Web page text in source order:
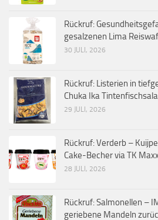
Rückruf:
gesalzenen Lima
30 JULI, 2026
Rückruf: Listerien in
Chuka Ika
29 JULI, 2026
Rückruf: Verderb –
Cake-Becher via TK
28 JULI, 2026
Rückruf: Salmonellen –
geriebene Mandeln